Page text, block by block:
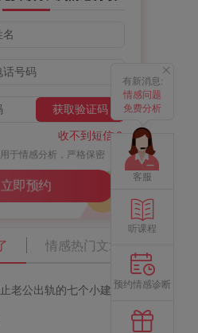
获取验证码
收不到短信？
于情感分析，严格保密
立即预约
情感热门文章
老公出轨的七个小建议
有新消息:
情感问题
免费分析
客服
听课程
预约情感诊断